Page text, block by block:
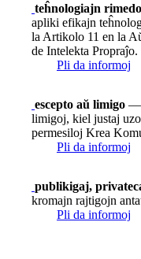
teĥnologiajn
apliki efikajn
la Artikolo 11 en la
de Intelekta Propraĵo.
Pli da informoj
escepto aŭ limigo —
limigoj, kiel justaj
permesiloj Krea
Pli da informoj
publikigaj,
kromajn rajtigojn
Pli da informoj